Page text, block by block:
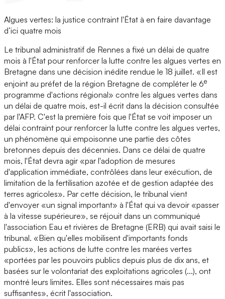
Algues vertes: la justice contraint l'État à en faire davantage
d’ici quatre mois
Le tribunal administratif de Rennes a fixé un délai de quatre
mois à l'État pour renforcer la lutte contre les algues vertes en
Bretagne dans une décision inédite rendue le 18 juillet. «Il est
enjoint au préfet de la région Bretagne de compléter le 6e
programme d'actions régional» contre les algues vertes dans
un délai de quatre mois, est-il écrit dans la décision consultée
par l'AFP. C'est la première fois que l'État se voit imposer un
délai contraint pour renforcer la lutte contre les algues vertes,
un phénomène qui empoisonne une partie des côtes
bretonnes depuis des décennies. Dans ce délai de quatre
mois, l'État devra agir «par l'adoption de mesures
d'application immédiate, contrôlées dans leur exécution, de
limitation de la fertilisation azotée et de gestion adaptée des
terres agricoles». Par cette décision, le tribunal vient
d'envoyer «un signal important» à l'État qui va devoir «passer
à la vitesse supérieure», se réjouit dans un communiqué
l'association Eau et rivières de Bretagne (ERB) qui avait saisi le
tribunal. «Bien qu'elles mobilisent d'importants fonds
publics», les actions de lutte contre les marées vertes
«portées par les pouvoirs publics depuis plus de dix ans, et
basées sur le volontariat des exploitations agricoles (...), ont
montré leurs limites. Elles sont nécessaires mais pas
suffisantes», écrit l'association.